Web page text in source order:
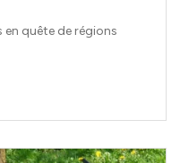
en quête de régions